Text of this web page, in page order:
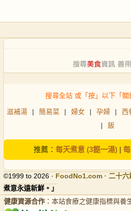
搜尋全站 或「按」以下「關
滋補湯 | 簡易菜 | 婦女 | 孕婦 | 西
|
飯
推薦： 每天煮意 (3餸一湯)|
©1999 to 2026 · FoodNo1.com · 二十
煮意永遠新鮮。」
健康資源合作 ：本站食療之健康指標與養